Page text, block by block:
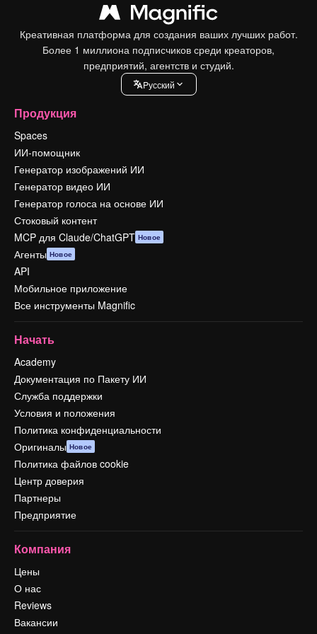
Креативная платформа для создания ваших лучших работ.
Более 1 миллиона подписчиков среди креаторов,
предприятий, агентств и студий.
Pусский
Продукция
Spaces
ИИ-помощник
Генератор изображений ИИ
Генератор видео ИИ
Генератор голоса на основе ИИ
Стоковый контент
MCP для Claude/ChatGPT Новое
Агенты Новое
API
Мобильное приложение
Все инструменты Magnific
Начать
Academy
Документация по Пакету ИИ
Служба поддержки
Условия и положения
Политика конфиденциальности
Оригиналы Новое
Политика файлов cookie
Центр доверия
Партнеры
Предприятие
Компания
Цены
О нас
Reviews
Вакансии